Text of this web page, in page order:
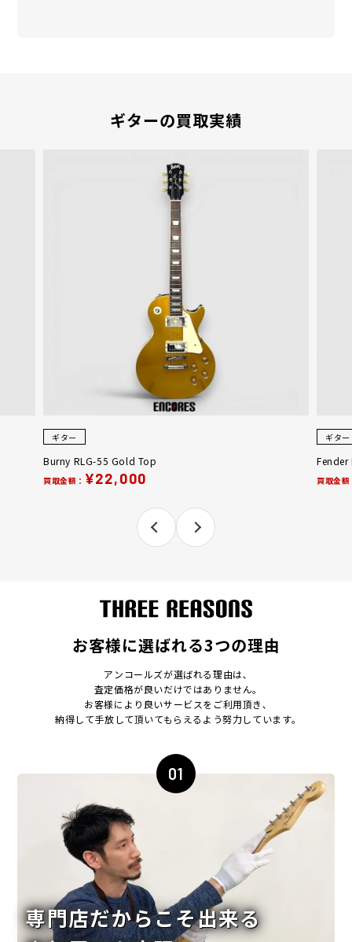
ギターの買取実績
ギター
Fender MEXICO Squire Series Stratocaster 1994年製
買取金額： ¥30,000
ギター
買取金額
お客様に選ばれる3つの理由
アンコールズが選ばれる理由は､
査定価格が良いだけではありません｡
お客様により良いサービスをご利用頂き､
納得して手放して頂いてもらえるよう努力しています｡
01
専門店だからこそ出来る